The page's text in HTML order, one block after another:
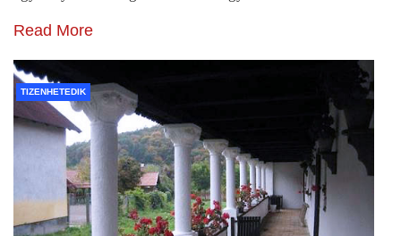
Read More
TIZENHETEDIK